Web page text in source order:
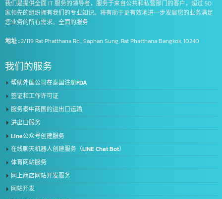
Intelligence Business (Thailand) Co., Ltd.
我们是提供全面 IT 服务的领导者，服务于来自公共和私营部门的客户，超过 50
家领先的组织拥有我们的专业知识。将有助于更有效地进一步发展您的业务满
您业务的所有需求。全面的服务
地址 :2/119 Rat Phatthana Rd., Saphan Sung, Rat Phatthana Bangkok, 10240
我们的服务
帮助外国公司在泰国注册FDA